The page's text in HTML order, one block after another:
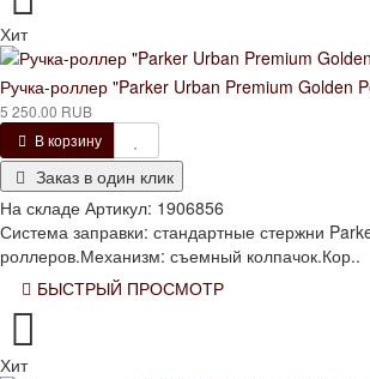
Хит
Ручка-роллер "Parker Urban Premium Golden
5 250.00 RUB
В корзину
Заказ в один клик
На складе Артикул: 1906856
Система заправки: стандартные стержни
роллеров.Механизм: съемный колпачок.Кор..
БЫСТРЫЙ ПРОСМОТР
Хит